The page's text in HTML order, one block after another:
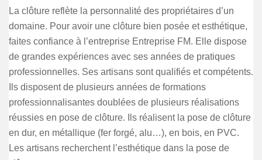
La clôture reflète la personnalité des propriétaires d’un
domaine. Pour avoir une clôture bien posée et esthétique,
faites confiance à l’entreprise Entreprise FM. Elle dispose
de grandes expériences avec ses années de pratiques
professionnelles. Ses artisans sont qualifiés et compétents.
Ils disposent de plusieurs années de formations
professionnalisantes doublées de plusieurs réalisations
réussies en pose de clôture. Ils réalisent la pose de clôture
en dur, en métallique (fer forgé, alu…), en bois, en PVC.
Les artisans recherchent l’esthétique dans la pose de